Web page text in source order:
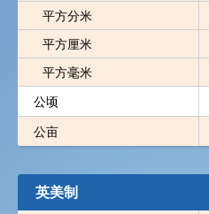
平方分米
平方厘米
平方毫米
公顷
公亩
英美制